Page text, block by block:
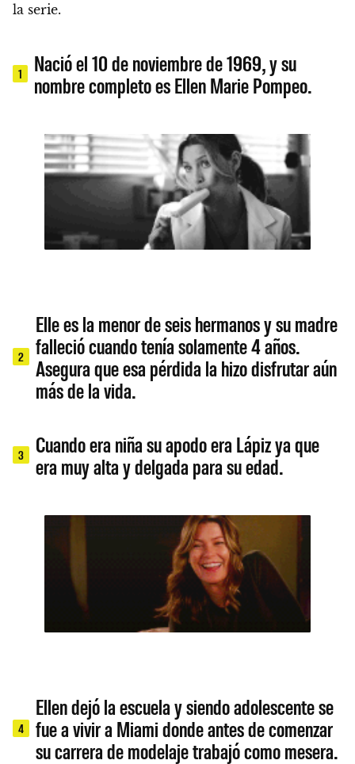
la serie.
1
Nació el 10 de noviembre de 1969, y su
nombre completo es Ellen Marie Pompeo.
2
Elle es la menor de seis hermanos y su madre
falleció cuando tenía solamente 4 años.
Asegura que esa pérdida la hizo disfrutar aún
más de la vida.
3
Cuando era niña su apodo era Lápiz ya que
era muy alta y delgada para su edad.
4
Ellen dejó la escuela y siendo adolescente se
fue a vivir a Miami donde antes de comenzar
su carrera de modelaje trabajó como mesera.